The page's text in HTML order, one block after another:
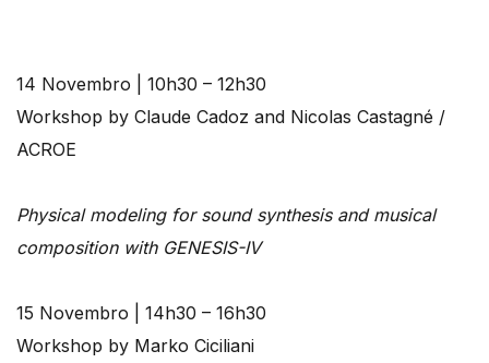
14 Novembro | 10h30 – 12h30
Workshop by Claude Cadoz and Nicolas Castagné /
ACROE
Physical modeling for sound synthesis and musical
composition with GENESIS-IV
15 Novembro | 14h30 – 16h30
Workshop by Marko Ciciliani